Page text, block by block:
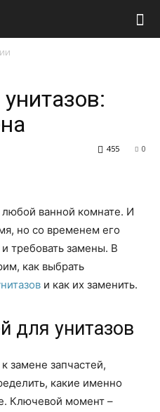
0
455
ванной комнате. И
но со временем его
требовать замены. В
как выбрать
и как их заменить.
для унитазов
замене запчастей,
какие именно
Ключевой момент –